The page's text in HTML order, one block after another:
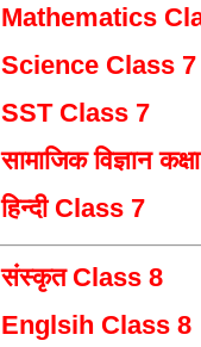
Mathematics
Science Class 7
SST Class 7
सामाजिक विज्ञान
हिन्दी Class 7
संस्कृत Class 8
Englsih Class 8